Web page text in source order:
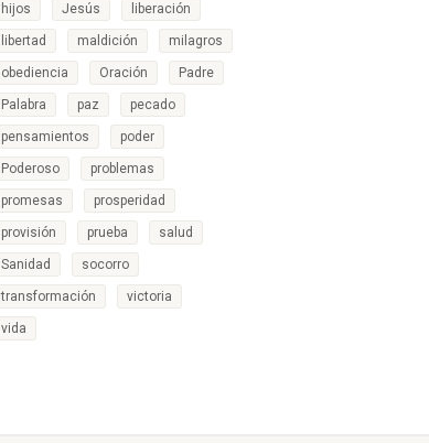
hijos Jesús liberación
libertad maldición milagros
obediencia Oración Padre
Palabra paz pecado
pensamientos poder
Poderoso problemas
promesas prosperidad
provisión prueba salud
Sanidad socorro
transformación victoria
vida